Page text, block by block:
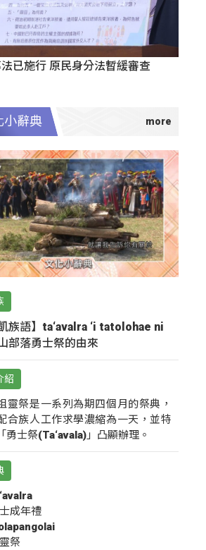
已施行 原民身分法暫緩審查
小辭典
凱族語】ta‘avalra ‘i tatolohae ni
山部落勇士祭的由來
紹
靈祭是一系列為期四個月的祭典，
合族人工作求學濃縮為一天，並特
勇士祭(Ta‘avala)」凸顯辦理。
成年禮
祭